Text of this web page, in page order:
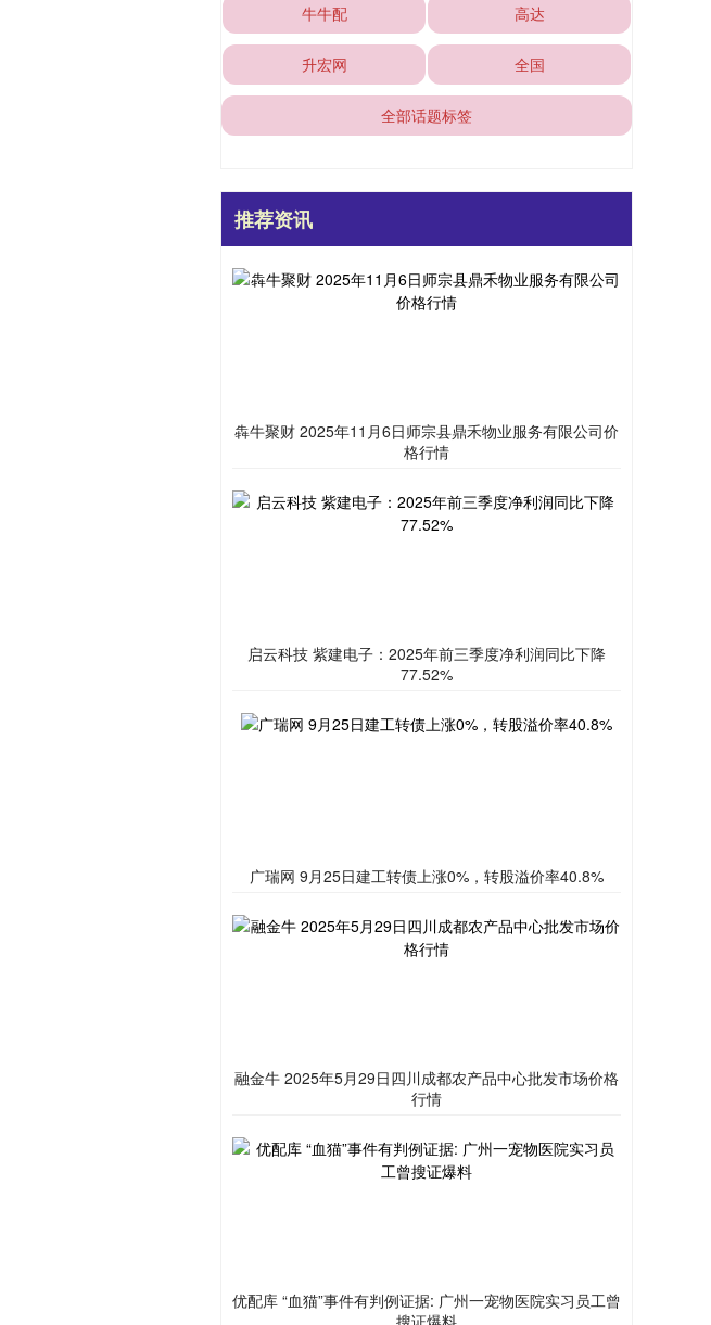
牛牛配 高达
升宏网 全国
全部话题标签
推荐资讯
犇牛聚财 2025年11月6日师宗县鼎禾物业服务有限公司价
格行情
启云科技 紫建电子：2025年前三季度净利润同比下降
77.52%
广瑞网 9月25日建工转债上涨0%，转股溢价率40.8%
融金牛 2025年5月29日四川成都农产品中心批发市场价格
行情
优配库 “血猫”事件有判例证据: 广州一宠物医院实习员工曾
搜证爆料